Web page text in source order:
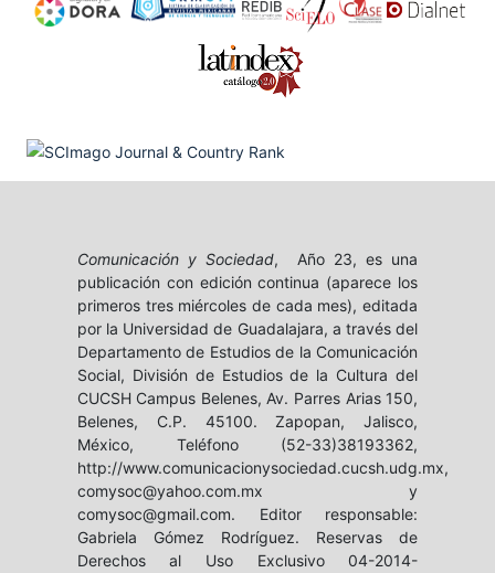
Comunicación y Sociedad, Año 23, es una
publicación con edición continua (aparece los
primeros tres miércoles de cada mes), editada
por la Universidad de Guadalajara, a través del
Departamento de Estudios de la Comunicación
Social, División de Estudios de la Cultura del
CUCSH Campus Belenes, Av. Parres Arias 150,
Belenes, C.P. 45100. Zapopan, Jalisco,
México, Teléfono (52-33)38193362,
http://www.comunicacionysociedad.cucsh.udg.mx,
comysoc@yahoo.com.mx y
comysoc@gmail.com. Editor responsable:
Gabriela Gómez Rodríguez. Reservas de
Derechos al Uso Exclusivo 04-2014-